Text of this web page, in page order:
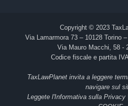
Copyright © 2023
Via Lamarmora 73 – 10128 Torino
Via Mauro Macchi, 58 -
Codice fiscale e partita
TaxLawPlanet invita a leggere
navigare sul
Leggete l'Informativa sulla Privacy